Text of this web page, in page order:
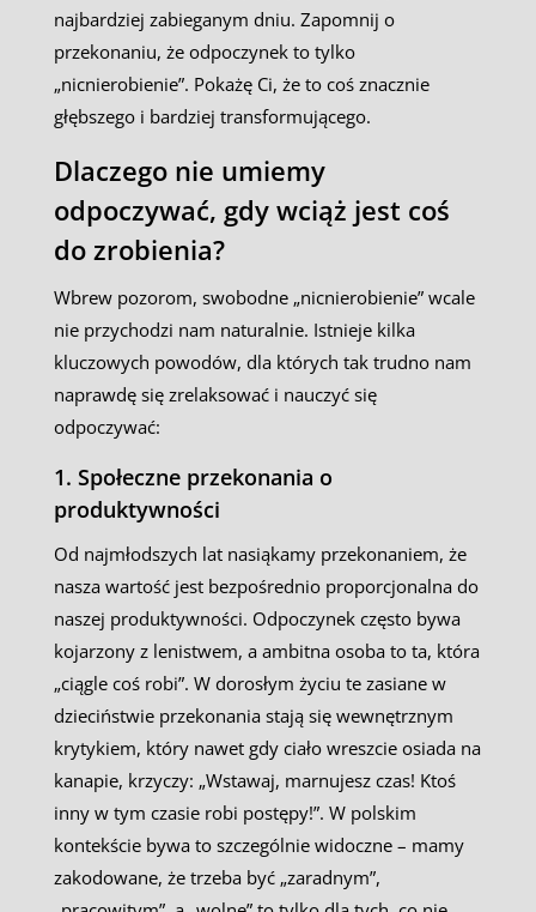
najbardziej zabieganym dniu. Zapomnij o
przekonaniu, że odpoczynek to tylko
„nicnierobienie”. Pokażę Ci, że to coś znacznie
głębszego i bardziej transformującego.
Dlaczego nie umiemy
odpoczywać, gdy wciąż jest coś
do zrobienia?
Wbrew pozorom, swobodne „nicnierobienie” wcale
nie przychodzi nam naturalnie. Istnieje kilka
kluczowych powodów, dla których tak trudno nam
naprawdę się zrelaksować i nauczyć się
odpoczywać:
1. Społeczne przekonania o
produktywności
Od najmłodszych lat nasiąkamy przekonaniem, że
nasza wartość jest bezpośrednio proporcjonalna do
naszej produktywności. Odpoczynek często bywa
kojarzony z lenistwem, a ambitna osoba to ta, która
„ciągle coś robi”. W dorosłym życiu te zasiane w
dzieciństwie przekonania stają się wewnętrznym
krytykiem, który nawet gdy ciało wreszcie osiada na
kanapie, krzyczy: „Wstawaj, marnujesz czas! Ktoś
inny w tym czasie robi postępy!”. W polskim
kontekście bywa to szczególnie widoczne – mamy
zakodowane, że trzeba być „zaradnym”,